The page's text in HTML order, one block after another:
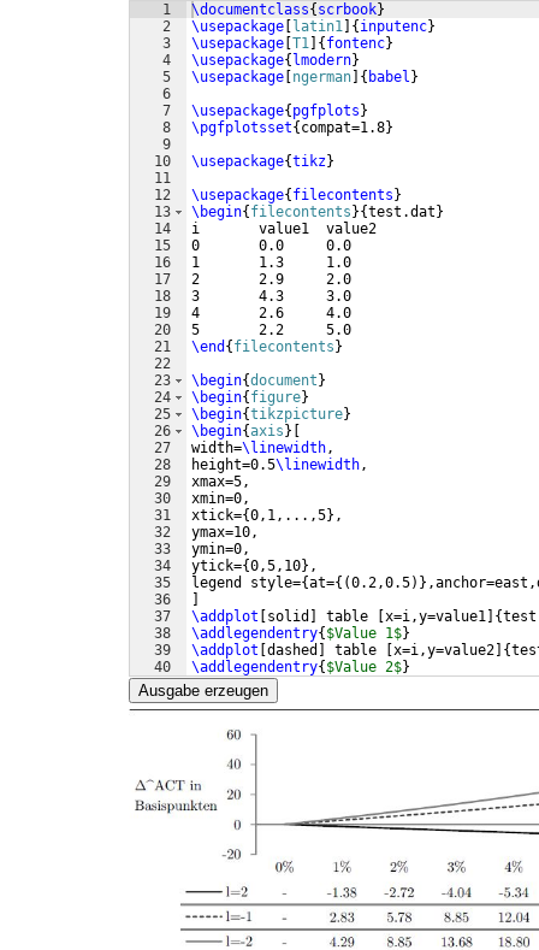
1
2
3
4
5
6
7
8
9
10
11
12
13
14
15
16
17
18
19
20
21
22
23
24
25
26
27
28
29
30
31
32
33
34
35
36
37
38
39
40
41
\documentclass{ scrbook}
\usepackage
latin1 { inputenc}
\usepackage T1 { fontenc}
\usepackage{ lmodern}
\usepackage ngerman { babel }
\usepackage{ pgfplots }
\pgfplotsset{ compat=1.8}
\usepackage{tikz}
\usepackage{ filecontents }
\begin{ filecontents }{test.dat }
i       value1  value2
0       0.0     0.0
1       1.3     1.0
2       2.9     2.0
3       4.3     3.0
4       2.6     4.0
5       2.2     5.0
\end { filecontents }
\begin{document }
\begin{ figure}
\begin{tikzpicture}
\begin{axis }
width=\linewidth,
height=0.5\linewidth,
xmax=5,
xmin=0,
xtick={0,1,...,5} ,
ymax=10,
ymin=0,
ytick={0,5,10} ,
legend style={at={(0.2,0.5)}
\addplot
solid table x=i,y=value1 {
\addlegendentry{ $Value 1$}
\addplot dashed table x=i,y=value2 {
\addlegendentry{ $Value 2$}
\end{axis}
Ausgabe erzeugen